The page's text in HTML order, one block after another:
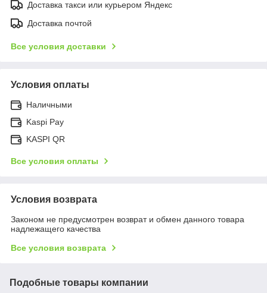
Доставка такси или курьером Яндекс
Доставка почтой
Все условия доставки
Условия оплаты
Наличными
Kaspi Pay
KASPI QR
Все условия оплаты
Условия возврата
Законом не предусмотрен возврат и обмен данного товара
надлежащего качества
Все условия возврата
Подобные товары компании